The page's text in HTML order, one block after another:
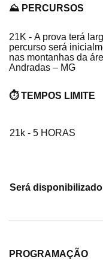
⛰️ PERCURSOS
21K - A prova terá
percurso será
nas montanhas da
Andradas – MG
⏱️ TEMPOS LIMITE
21k - 5 HORAS
Será
PROGRAMAÇÃO